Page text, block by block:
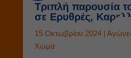
Τριπλή παρουσία
σε Ερυθρές,
15 Οκτωβρίου 2024|
Χώμα